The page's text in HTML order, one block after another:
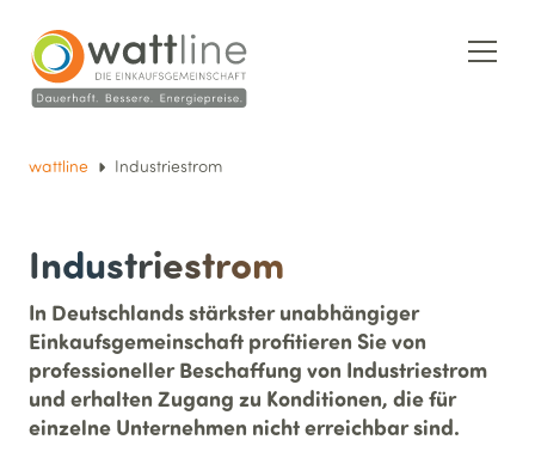
wattline Industriestrom
Industriestrom
In Deutschlands stärkster unabhängiger
Einkaufsgemeinschaft profitieren Sie von
professioneller Beschaffung von Industriestrom
und erhalten Zugang zu Konditionen, die für
einzelne Unternehmen nicht erreichbar sind.